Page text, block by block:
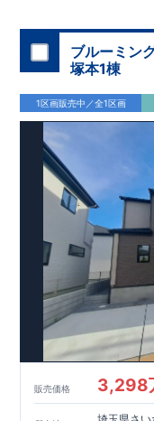
加須 徒歩13分
間取りのポイント
■ 1
号棟 LDK約19.5 帖
感があります。
■共通
・主寝室は将来仕切
クインクローゼット設
住宅設備のポイント
太陽光発電（フラット
能
ホテルライクで実用的
詳細ページへ）
家計にやさしい住宅性
長期優良住宅 住宅ロ
延長など
税制面での
耐震等級３＋ 制震ダン
険の割引（最大50％
現地のご案内・資料請
建物・設備・間取りを
TEL
0120-44-
（9:30 18:30／火
スマートフォンで見
ブルーミン
塚本1棟
1区画販売中／全1区画
販売価格 3,298